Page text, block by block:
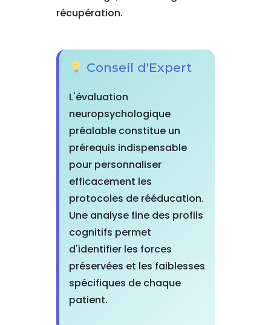
récupération.
Conseil d'Expert
L'évaluation
neuropsychologique
préalable constitue un
prérequis indispensable
pour personnaliser
efficacement les
protocoles de rééducation.
Une analyse fine des profils
cognitifs permet
d'identifier les forces
préservées et les faiblesses
spécifiques de chaque
patient.